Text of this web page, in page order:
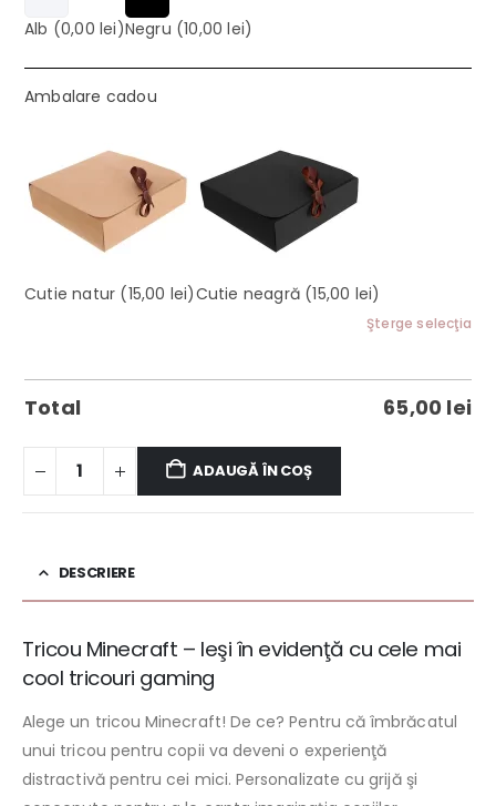
Alb (0,00 lei)Negru (10,00 lei)
Ambalare cadou
Cutie natur (15,00 lei)Cutie neagră (15,00 lei)
Şterge selecţia
Total 65,00 lei
ADAUGĂ ÎN COȘ
DESCRIERE
Tricou Minecraft – Ieşi în evidenţă cu cele mai
cool tricouri gaming
Alege un tricou Minecraft! De ce? Pentru că îmbrăcatul
unui tricou pentru copii va deveni o experienţă
distractivă pentru cei mici. Personalizate cu grijă şi